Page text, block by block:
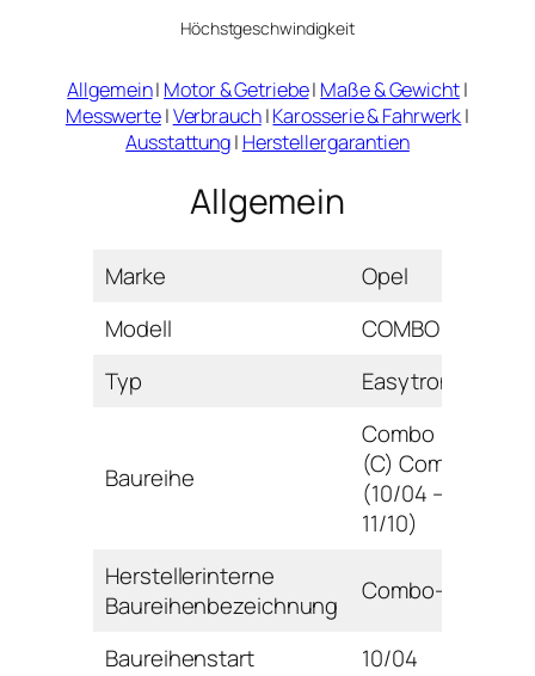
Höchstgeschwindigkeit
Allgemein| Motor & Getriebe| Maße & Gewicht|
Messwerte|Verbrauch|Karosserie & Fahrwerk|
Ausstattung| Herstellergarantien
Allgemein
Marke
Opel
Modell
COMBO
Typ
Easytronic
Baureihe
Combo
(C) Combi
(10/04 –
11/10)
Herstellerinterne
Baureihenbezeichnung
Combo-C
Baureihenstart
10/04